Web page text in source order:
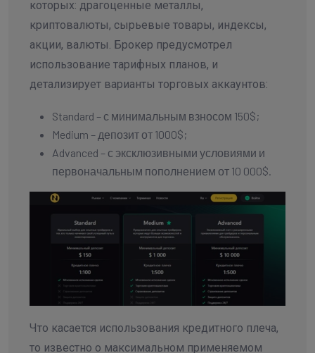
которых: драгоценные металлы,
криптовалюты, сырьевые товары, индексы,
акции, валюты. Брокер предусмотрел
использование тарифных планов, и
детализирует варианты торговых аккаунтов:
Standard – с минимальным взносом 150$;
Medium – депозит от 1000$;
Advanced – с эксклюзивными условиями и
первоначальным пополнением от 10 000$.
Что касается использования кредитного плеча,
то известно о максимальном применяемом